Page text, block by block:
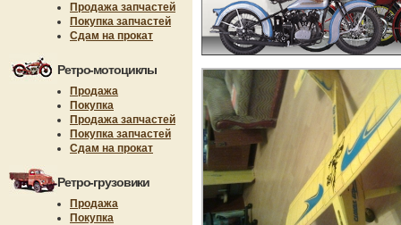
Продажа запчастей
Покупка запчастей
Сдам на прокат
Ретро-мотоциклы
Продажа
Покупка
Продажа запчастей
Покупка запчастей
Сдам на прокат
Ретро-грузовики
Продажа
Покупка